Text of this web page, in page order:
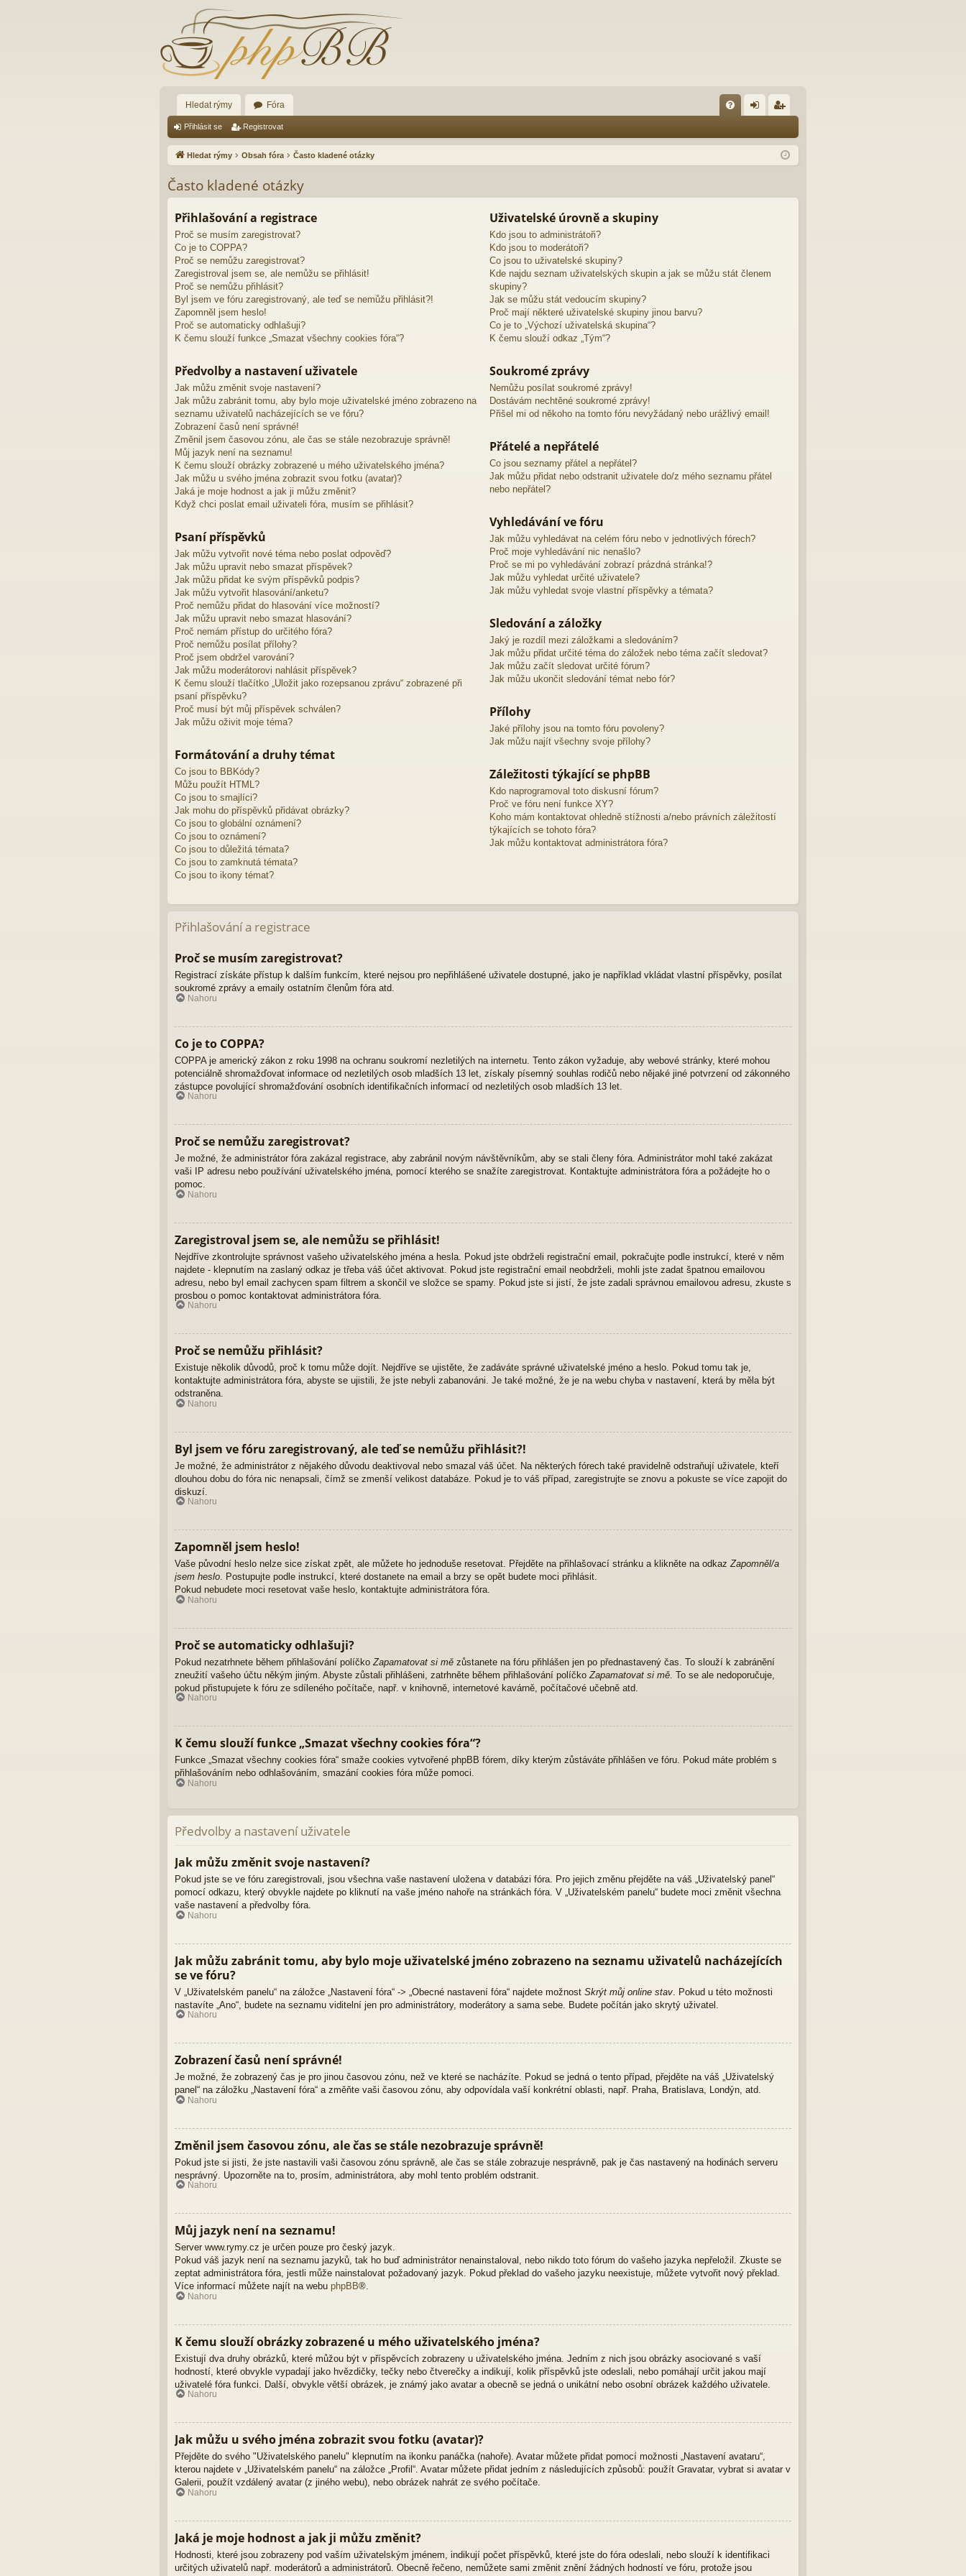
Hledat rýmy Fóra
Q lá ist
Přihlásit se Registrovat
Hledat rýmy Obsah fóra Často kladené otázky
Často kladené otázky
Přihlašování a registrace
Proč se musím zaregistrovat?
Co je to COPPA?
Proč se nemůžu zaregistrovat?
Zaregistroval jsem se, ale nemůžu se přihlásit!
Proč se nemůžu přihlásit?
Byl jsem ve fóru zaregistrovaný, ale teď se nemůžu přihlásit?!
Zapomněl jsem heslo!
Proč se automaticky odhlašuji?
K čemu slouží funkce „Smazat všechny cookies fóra“?
Předvolby a nastavení uživatele
Jak můžu změnit svoje nastavení?
Jak můžu zabránit tomu, aby bylo moje uživatelské jméno zobrazeno na
seznamu uživatelů nacházejících se ve fóru?
Zobrazení časů není správné!
Změnil jsem časovou zónu, ale čas se stále nezobrazuje správně!
Můj jazyk není na seznamu!
K čemu slouží obrázky zobrazené u mého uživatelského jména?
Jak můžu u svého jména zobrazit svou fotku (avatar)?
Jaká je moje hodnost a jak ji můžu změnit?
Když chci poslat email uživateli fóra, musím se přihlásit?
Psaní příspěvků
Jak můžu vytvořit nové téma nebo poslat odpověď?
Jak můžu upravit nebo smazat příspěvek?
Jak můžu přidat ke svým příspěvků podpis?
Jak můžu vytvořit hlasování/anketu?
Proč nemůžu přidat do hlasování více možností?
Jak můžu upravit nebo smazat hlasování?
Proč nemám přístup do určitého fóra?
Proč nemůžu posílat přílohy?
Proč jsem obdržel varování?
Jak můžu moderátorovi nahlásit příspěvek?
K čemu slouží tlačítko „Uložit jako rozepsanou zprávu“ zobrazené při
psaní příspěvku?
Proč musí být můj příspěvek schválen?
Jak můžu oživit moje téma?
Formátování a druhy témat
Co jsou to BBKódy?
Můžu použít HTML?
Co jsou to smajlíci?
Jak mohu do příspěvků přidávat obrázky?
Co jsou to globální oznámení?
Co jsou to oznámení?
Co jsou to důležitá témata?
Co jsou to zamknutá témata?
Co jsou to ikony témat?
Uživatelské úrovně a skupiny
Kdo jsou to administrátoři?
Kdo jsou to moderátoři?
Co jsou to uživatelské skupiny?
Kde najdu seznam uživatelských skupin a jak se můžu stát členem
skupiny?
Jak se můžu stát vedoucím skupiny?
Proč mají některé uživatelské skupiny jinou barvu?
Co je to „Výchozí uživatelská skupina“?
K čemu slouží odkaz „Tým“?
Soukromé zprávy
Nemůžu posílat soukromé zprávy!
Dostávám nechtěné soukromé zprávy!
Přišel mi od někoho na tomto fóru nevyžádaný nebo urážlivý email!
Přátelé a nepřátelé
Co jsou seznamy přátel a nepřátel?
Jak můžu přidat nebo odstranit uživatele do/z mého seznamu přátel
nebo nepřátel?
Vyhledávání ve fóru
Jak můžu vyhledávat na celém fóru nebo v jednotlivých fórech?
Proč moje vyhledávání nic nenašlo?
Proč se mi po vyhledávání zobrazí prázdná stránka!?
Jak můžu vyhledat určité uživatele?
Jak můžu vyhledat svoje vlastní příspěvky a témata?
Sledování a záložky
Jaký je rozdíl mezi záložkami a sledováním?
Jak můžu přidat určité téma do záložek nebo téma začít sledovat?
Jak můžu začít sledovat určité fórum?
Jak můžu ukončit sledování témat nebo fór?
Přílohy
Jaké přílohy jsou na tomto fóru povoleny?
Jak můžu najít všechny svoje přílohy?
Záležitosti týkající se phpBB
Kdo naprogramoval toto diskusní fórum?
Proč ve fóru není funkce XY?
Koho mám kontaktovat ohledně stížnosti a/nebo právních záležitostí
týkajících se tohoto fóra?
Jak můžu kontaktovat administrátora fóra?
Přihlašování a registrace
Proč se musím zaregistrovat?
Registrací získáte přístup k dalším funkcím, které nejsou pro nepřihlášené uživatele dostupné, jako je například vkládat vlastní příspěvky, posílat
soukromé zprávy a emaily ostatním členům fóra atd.
Nahoru
Co je to COPPA?
COPPA je americký zákon z roku 1998 na ochranu soukromí nezletilých na internetu. Tento zákon vyžaduje, aby webové stránky, které mohou
potenciálně shromažďovat informace od nezletilých osob mladších 13 let, získaly písemný souhlas rodičů nebo nějaké jiné potvrzení od zákonného
zástupce povolující shromažďování osobních identifikačních informací od nezletilých osob mladších 13 let.
Nahoru
Proč se nemůžu zaregistrovat?
Je možné, že administrátor fóra zakázal registrace, aby zabránil novým návštěvníkům, aby se stali členy fóra. Administrátor mohl také zakázat
vaši IP adresu nebo používání uživatelského jména, pomocí kterého se snažíte zaregistrovat. Kontaktujte administrátora fóra a požádejte ho o
pomoc.
Nahoru
Zaregistroval jsem se, ale nemůžu se přihlásit!
Nejdříve zkontrolujte správnost vašeho uživatelského jména a hesla. Pokud jste obdrželi registrační email, pokračujte podle instrukcí, které v něm
najdete - klepnutím na zaslaný odkaz je třeba váš účet aktivovat. Pokud jste registrační email neobdrželi, mohli jste zadat špatnou emailovou
adresu, nebo byl email zachycen spam filtrem a skončil ve složce se spamy. Pokud jste si jistí, že jste zadali správnou emailovou adresu, zkuste s
prosbou o pomoc kontaktovat administrátora fóra.
Nahoru
Proč se nemůžu přihlásit?
Existuje několik důvodů, proč k tomu může dojít. Nejdříve se ujistěte, že zadáváte správné uživatelské jméno a heslo. Pokud tomu tak je,
kontaktujte administrátora fóra, abyste se ujistili, že jste nebyli zabanováni. Je také možné, že je na webu chyba v nastavení, která by měla být
odstraněna.
Nahoru
Byl jsem ve fóru zaregistrovaný, ale teď se nemůžu přihlásit?!
Je možné, že administrátor z nějakého důvodu deaktivoval nebo smazal váš účet. Na některých fórech také pravidelně odstraňují uživatele, kteří
dlouhou dobu do fóra nic nenapsali, čímž se zmenší velikost databáze. Pokud je to váš případ, zaregistrujte se znovu a pokuste se více zapojit do
diskuzí.
Nahoru
Zapomněl jsem heslo!
Vaše původní heslo nelze sice získat zpět, ale můžete ho jednoduše resetovat. Přejděte na přihlašovací stránku a klikněte na odkazZapomněl/a
jsem heslo. Postupujte podle instrukcí, které dostanete na email a brzy se opět budete moci přihlásit.
Pokud nebudete moci resetovat vaše heslo, kontaktujte administrátora fóra.
Nahoru
Proč se automaticky odhlašuji?
Pokud nezatrhnete během přihlašování políčko Zapamatovat si mě zůstanete na fóru přihlášen jen po přednastavený čas. To slouží k zabránění
zneužití vašeho účtu někým jiným. Abyste zůstali přihlášeni, zatrhněte během přihlašování políčko Zapamatovat si mě . To se ale nedoporučuje,
pokud přistupujete k fóru ze sdíleného počítače, např. v knihovně, internetové kavárně, počítačové učebně atd.
Nahoru
K čemu slouží funkce „Smazat všechny cookies fóra“?
Funkce „Smazat všechny cookies fóra“ smaže cookies vytvořené phpBB fórem, díky kterým zůstáváte přihlášen ve fóru. Pokud máte problém s
přihlašováním nebo odhlašováním, smazání cookies fóra může pomoci.
Nahoru
Předvolby a nastavení uživatele
Jak můžu změnit svoje nastavení?
Pokud jste se ve fóru zaregistrovali, jsou všechna vaše nastavení uložena v databázi fóra. Pro jejich změnu přejděte na váš „Uživatelský panel“
pomocí odkazu, který obvykle najdete po kliknutí na vaše jméno nahoře na stránkách fóra. V „Uživatelském panelu“ budete moci změnit všechna
vaše nastavení a předvolby fóra.
Nahoru
Jak můžu zabránit tomu, aby bylo moje uživatelské jméno zobrazeno na seznamu uživatelů nacházejících
se ve fóru?
V „Uživatelském panelu“ na záložce „Nastavení fóra“ -> „Obecné nastavení fóra“ najdete možnost Skrýt můj online stav . Pokud u této možnosti
nastavíte „Ano“, budete na seznamu viditelní jen pro administrátory, moderátory a sama sebe. Budete počítán jako skrytý uživatel.
Nahoru
Zobrazení časů není správné!
Je možné, že zobrazený čas je pro jinou časovou zónu, než ve které se nacházíte. Pokud se jedná o tento případ, přejděte na váš „Uživatelský
panel“ na záložku „Nastavení fóra“ a změňte vaši časovou zónu, aby odpovídala vaší konkrétní oblasti, např. Praha, Bratislava, Londýn, atd.
Nahoru
Změnil jsem časovou zónu, ale čas se stále nezobrazuje správně!
Pokud jste si jisti, že jste nastavili vaši časovou zónu správně, ale čas se stále zobrazuje nesprávně, pak je čas nastavený na hodinách serveru
nesprávný. Upozorněte na to, prosím, administrátora, aby mohl tento problém odstranit.
Nahoru
Můj jazyk není na seznamu!
Server www.rymy.cz je určen pouze pro český jazyk.
Pokud váš jazyk není na seznamu jazyků, tak ho buď administrátor nenainstaloval, nebo nikdo toto fórum do vašeho jazyka nepřeložil. Zkuste se
zeptat administrátora fóra, jestli může nainstalovat požadovaný jazyk. Pokud překlad do vašeho jazyku neexistuje, můžete vytvořit nový překlad.
Více informací můžete najít na webu phpBB®.
Nahoru
K čemu slouží obrázky zobrazené u mého uživatelského jména?
Existují dva druhy obrázků, které můžou být v příspěvcích zobrazeny u uživatelského jména. Jedním z nich jsou obrázky asociované s vaší
hodností, které obvykle vypadají jako hvězdičky, tečky nebo čtverečky a indikují, kolik příspěvků jste odeslali, nebo pomáhají určit jakou mají
uživatelé fóra funkci. Další, obvykle větší obrázek, je známý jako avatar a obecně se jedná o unikátní nebo osobní obrázek každého uživatele.
Nahoru
Jak můžu u svého jména zobrazit svou fotku (avatar)?
Přejděte do svého "Uživatelského panelu" klepnutím na ikonku panáčka (nahoře). Avatar můžete přidat pomocí možnosti „Nastavení avataru“,
kterou najdete v „Uživatelském panelu“ na záložce „Profil“. Avatar můžete přidat jedním z následujících způsobů: použít Gravatar, vybrat si avatar v
Galerii, použít vzdálený avatar (z jiného webu), nebo obrázek nahrát ze svého počítače.
Nahoru
Jaká je moje hodnost a jak ji můžu změnit?
Hodnosti, které jsou zobrazeny pod vaším uživatelským jménem, indikují počet příspěvků, které jste do fóra odeslali, nebo slouží k identifikaci
určitých uživatelů např. moderátorů a administrátorů. Obecně řečeno, nemůžete sami změnit znění žádných hodností ve fóru, protože jsou